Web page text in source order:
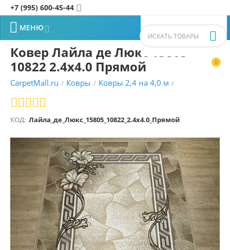
+7 (995) 600-45-44 
0


 МЕНЮ
Ковер Лайла де Люкс 15805
10822 2.4x4.0 Прямой
CarpetMall.ru / Ковры / Ковры 2,4 на 4,0 м /
КОД: Лайла_де_Люкс_15805_10822_2.4x4.0_Прямой